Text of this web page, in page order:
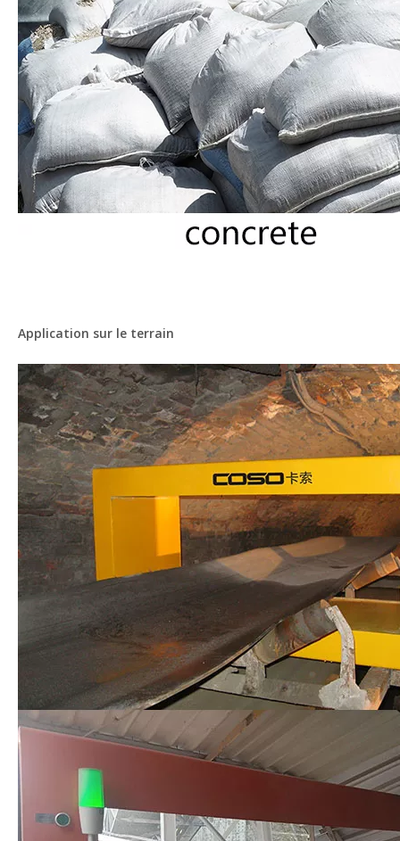
Application sur le terrain